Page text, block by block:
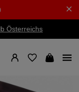
Österreichs